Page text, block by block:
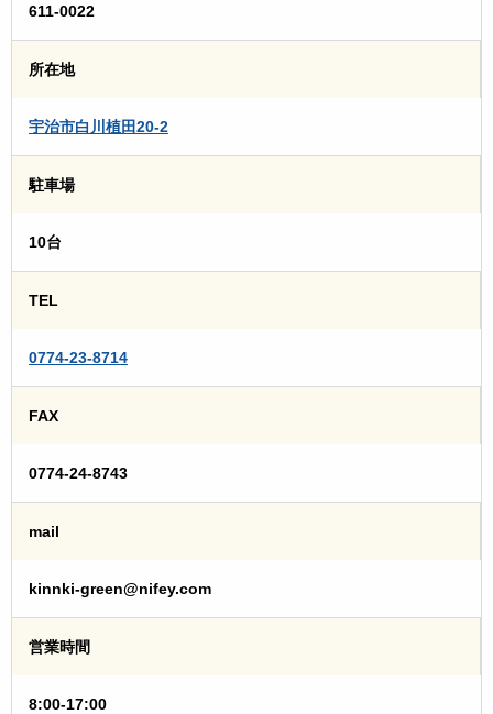
611-0022
所在地
宇治市白川植田20-2
駐車場
10台
TEL
0774-23-8714
FAX
0774-24-8743
mail
kinnki-green@nifey.com
営業時間
8:00-17:00